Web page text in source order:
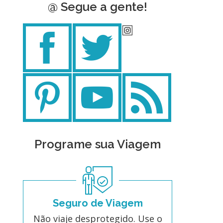
@ Segue a gente!
Programe sua Viagem
Seguro de Viagem
Não viaje desprotegido. Use o